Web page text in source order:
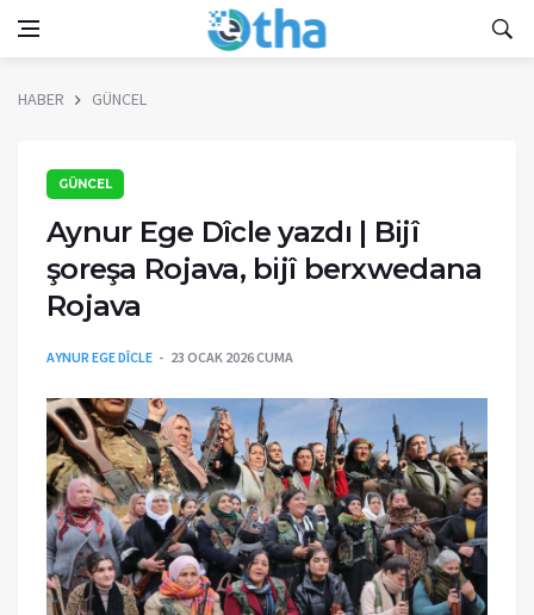
HABER GÜNCEL
GÜNCEL
Aynur Ege Dîcle yazdı | Bijî
şoreşa Rojava, bijî berxwedana
Rojava
AYNUR EGE DÎCLE 23 OCAK 2026 CUMA